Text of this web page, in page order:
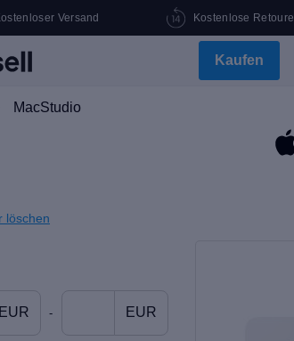
Versand Kostenlose Retoure
Kaufen
MacStudio
löschen
EUR - EUR